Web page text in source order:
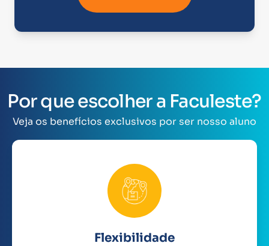
Por que escolher a Faculeste?
Veja os benefícios exclusivos por ser nosso aluno
Flexibilidade